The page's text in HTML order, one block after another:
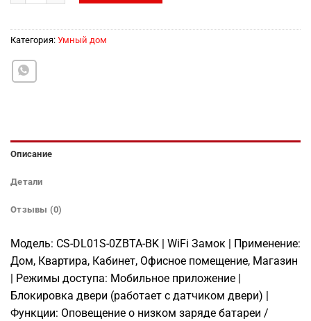
Категория: Умный дом
Описание
Детали
Отзывы (0)
Модель: CS-DL01S-0ZBTA-BK | WiFi Замок | Применение:
Дом, Квартира, Кабинет, Офисное помещение, Магазин
| Режимы доступа: Мобильное приложение |
Блокировка двери (работает с датчиком двери) |
Функции: Оповещение о низком заряде батареи /